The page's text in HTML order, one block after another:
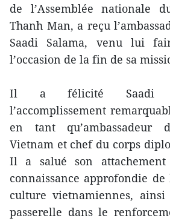
de l’Assemblée nationale
Thanh Man, a reçu
Saadi Salama, venu lui
l’occasion de la fin de sa
Il a félicité Saadi
l’accomplissement
en tant qu’ambassadeur
Vietnam et chef du corps
Il a salué son
connaissance approfondie
culture vietnamiennes,
passerelle dans le